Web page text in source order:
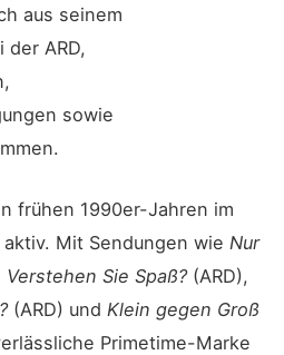
aus seinem
ARD,
sowie
frühen 1990er-Jahren im
Mit Sendungen wie Nur
Verstehen Sie Spaß?(ARD),
(ARD) und Klein gegen Groß
Primetime-Marke